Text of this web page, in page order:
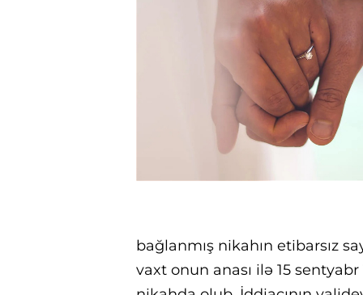
bağlanmış nikahın etibarsız
vaxt onun anası ilə 15